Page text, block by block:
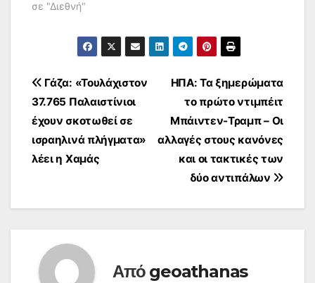
σε "Διεθνή"
Πλοήγηση
άρθρων
ΗΠΑ: Τα ξημερώματα
το πρώτο ντιμπέιτ
Μπάιντεν-Τραμπ – Οι
αλλαγές στους κανόνες
και οι τακτικές των
δύο αντιπάλων
Γάζα: «Τουλάχιστον
37.765 Παλαιστίνιοι
έχουν σκοτωθεί σε
ισραηλινά πλήγματα»
λέει η Χαμάς
Από geoathanas